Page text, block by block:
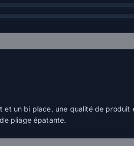
et un bi place, une qualité de produit
pliage épatante.